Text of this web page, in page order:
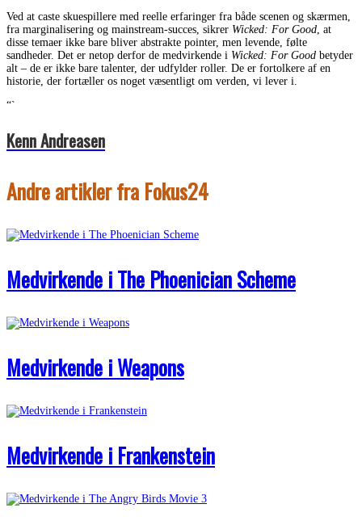
Ved at caste skuespillere med reelle erfaringer fra både scenen og skærmen,
fra marginalisering og mainstream-succes, sikrer Wicked: For Good, at
disse temaer ikke bare bliver abstrakte pointer, men levende, følte
sandheder. Det er netop derfor de medvirkende i Wicked: For Good betyder
alt – de er ikke bare talenter, der udfylder roller. De er fortolkere af en
historie, der fortæller os noget væsentligt om verden, vi lever i.
“`
Kenn Andreasen
Andre artikler fra Fokus24
Medvirkende i The Phoenician Scheme
Medvirkende i Weapons
Medvirkende i Frankenstein